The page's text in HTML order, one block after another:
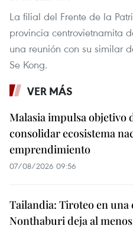
La filial del Frente de la
provincia centrovietnamita
una reunión con su similar
Se Kong.
VER MÁS
Malasia impulsa objetivo
consolidar ecosistema
emprendimiento
07/08/2026 09:56
Tailandia: Tiroteo en una
Nonthaburi deja al